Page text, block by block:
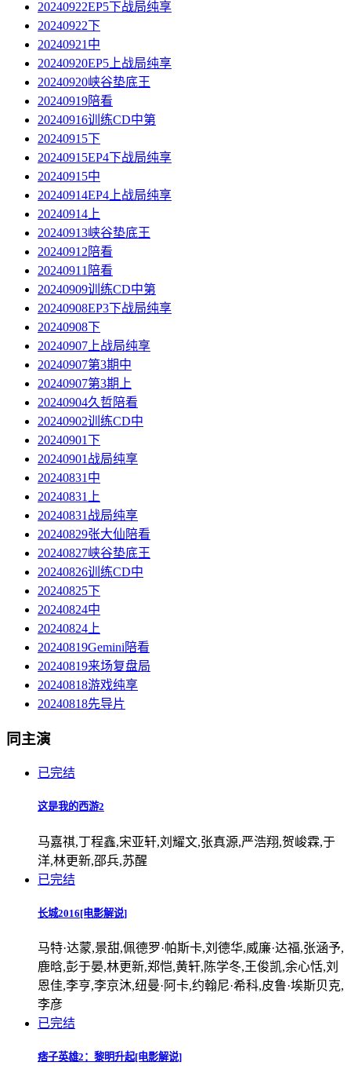
20240922EP5下战局纯享
20240922下
20240921中
20240920EP5上战局纯享
20240920峡谷垫底王
20240919陪看
20240916训练CD中第
20240915下
20240915EP4下战局纯享
20240915中
20240914EP4上战局纯享
20240914上
20240913峡谷垫底王
20240912陪看
20240911陪看
20240909训练CD中第
20240908EP3下战局纯享
20240908下
20240907上战局纯享
20240907第3期中
20240907第3期上
20240904久哲陪看
20240902训练CD中
20240901下
20240901战局纯享
20240831中
20240831上
20240831战局纯享
20240829张大仙陪看
20240827峡谷垫底王
20240826训练CD中
20240825下
20240824中
20240824上
20240819Gemini陪看
20240819来场复盘局
20240818游戏纯享
20240818先导片
同主演
已完结
这是我的西游2
马嘉祺,丁程鑫,宋亚轩,刘耀文,张真源,严浩翔,贺峻霖,于
洋,林更新,邵兵,苏醒
已完结
长城2016[电影解说]
马特·达蒙,景甜,佩德罗·帕斯卡,刘德华,威廉·达福,张涵予,
鹿晗,彭于晏,林更新,郑恺,黄轩,陈学冬,王俊凯,余心恬,刘
恩佳,李亨,李京沐,纽曼·阿卡,约翰尼·希科,皮鲁·埃斯贝克,
李彦
已完结
痞子英雄2：黎明升起[电影解说]